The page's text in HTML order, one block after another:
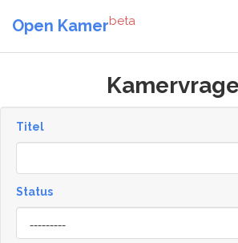
Open Kamerbeta
Titel
Status
[invalid
name]